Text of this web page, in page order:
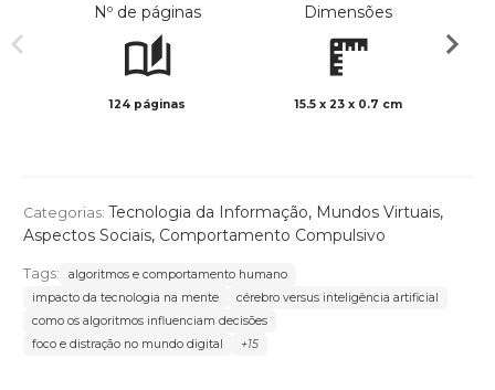
Nº de páginas
124 páginas
Dimensões
15.5 x 23 x 0.7 cm
Categorias: Tecnologia da Informação, Mundos Virtuais,
Aspectos Sociais, Comportamento Compulsivo
Tags:
algoritmos e comportamento humano
impacto da tecnologia na mente
cérebro versus inteligência artificial
como os algoritmos influenciam decisões
foco e distração no mundo digital
+15